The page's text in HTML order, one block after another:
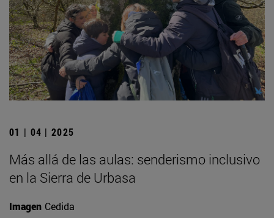
01 | 04 | 2025
Más allá de las aulas: senderismo inclusivo
en la Sierra de Urbasa
Imagen Cedida